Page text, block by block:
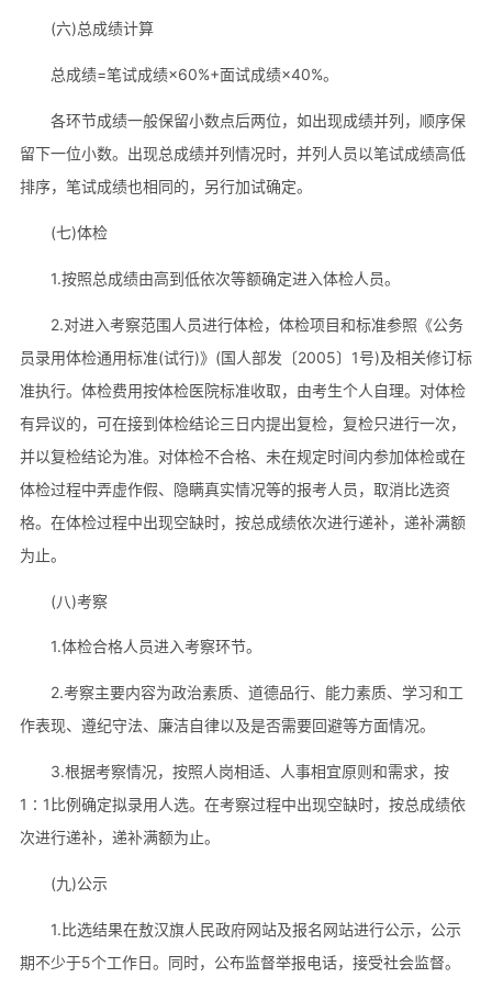
(六)总成绩计算
总成绩=笔试成绩×60%+面试成绩×40%。
各环节成绩一般保留小数点后两位，如出现成绩并列，顺序保
留下一位小数。出现总成绩并列情况时，并列人员以笔试成绩高低
排序，笔试成绩也相同的，另行加试确定。
(七)体检
1.按照总成绩由高到低依次等额确定进入体检人员。
2.对进入考察范围人员进行体检，体检项目和标准参照《公务
员录用体检通用标准(试行)》(国人部发〔2005〕1号)及相关修订标
准执行。体检费用按体检医院标准收取，由考生个人自理。对体检
有异议的，可在接到体检结论三日内提出复检，复检只进行一次，
并以复检结论为准。对体检不合格、未在规定时间内参加体检或在
体检过程中弄虚作假、隐瞒真实情况等的报考人员，取消比选资
格。在体检过程中出现空缺时，按总成绩依次进行递补，递补满额
为止。
(八)考察
1.体检合格人员进入考察环节。
2.考察主要内容为政治素质、道德品行、能力素质、学习和工
作表现、遵纪守法、廉洁自律以及是否需要回避等方面情况。
3.根据考察情况，按照人岗相适、人事相宜原则和需求，按
1∶1比例确定拟录用人选。在考察过程中出现空缺时，按总成绩依
次进行递补，递补满额为止。
(九)公示
1.比选结果在敖汉旗人民政府网站及报名网站进行公示，公示
期不少于5个工作日。同时，公布监督举报电话，接受社会监督。